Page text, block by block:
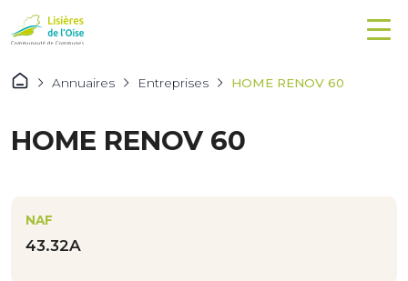
Annuaires Entreprises HOME RENOV 60
HOME RENOV 60
NAF
43.32A